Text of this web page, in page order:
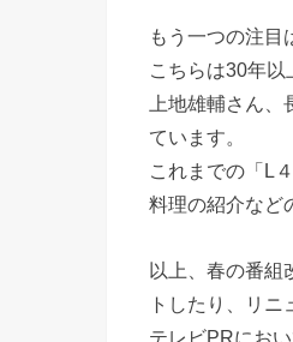
もう一つの注目
こちらは30年以
上地雄輔さん
ています。
これまでの「L
料理の紹介など
以上、春の番組
トしたり、リニ
テレビPRにお